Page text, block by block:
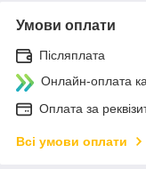
Умови оплати
Післяплата
Онлайн-оплата
Оплата за
Всі умови оплати